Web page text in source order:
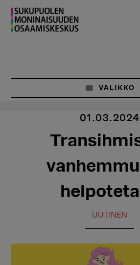
Hyppää
pääsisältöön
VALIKKO
01.03.2024
UUTINEN